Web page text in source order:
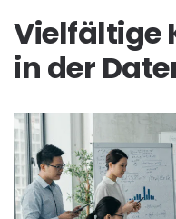
Vielfältige
in der